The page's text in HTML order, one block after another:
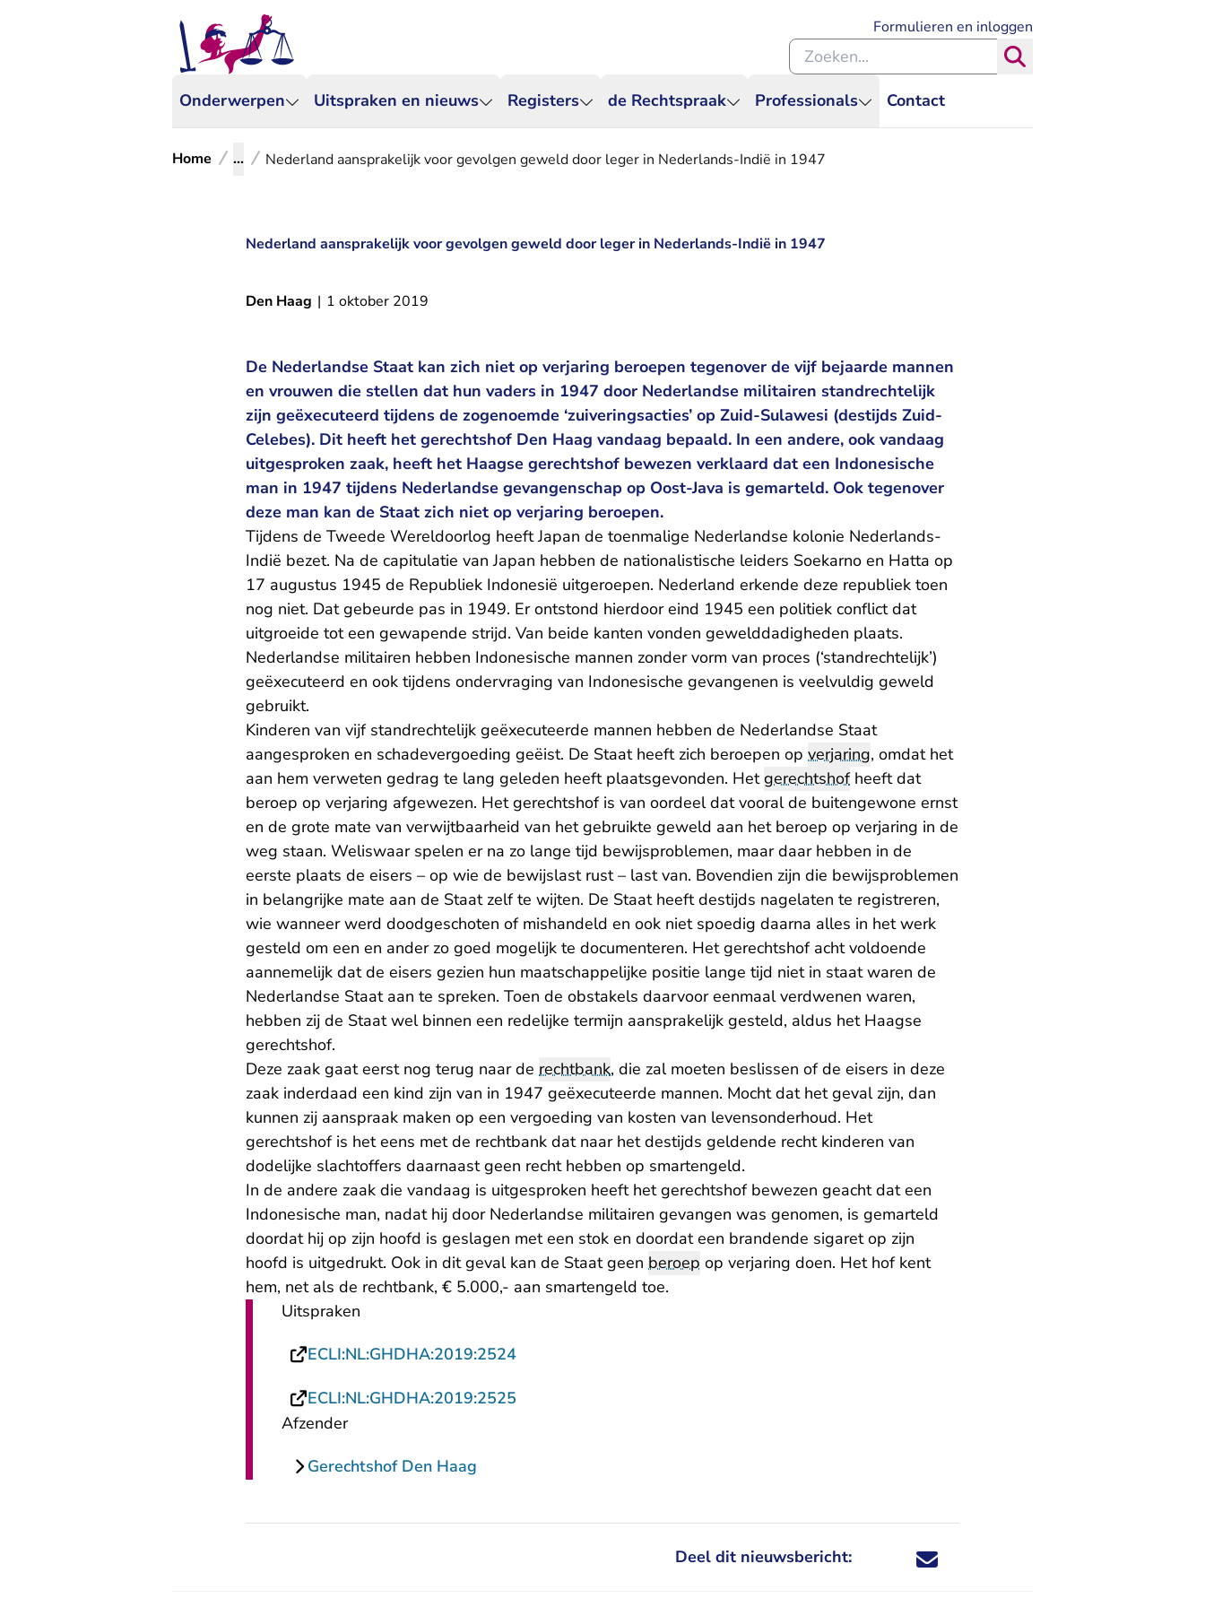
Onderwerpen Uitspraken en nieuws Registers de Rechtspraak Professionals Contact
Formulieren en inloggen
Zoeken binnen de Rechtspraak
Home ... Nederland aansprakelijk voor gevolgen geweld door leger in Nederlands-Indië in 1947
Nederland aansprakelijk voor gevolgen geweld door leger in Nederlands-Indië in 1947
Den Haag | 1 oktober 2019
De Nederlandse Staat kan zich niet op verjaring beroepen tegenover de vijf bejaarde mannen
en vrouwen die stellen dat hun vaders in 1947 door Nederlandse militairen standrechtelijk
zijn geëxecuteerd tijdens de zogenoemde ‘zuiveringsacties’ op Zuid-Sulawesi (destijds Zuid-
Celebes). Dit heeft het gerechtshof Den Haag vandaag bepaald. In een andere, ook vandaag
uitgesproken zaak, heeft het Haagse gerechtshof bewezen verklaard dat een Indonesische
man in 1947 tijdens Nederlandse gevangenschap op Oost-Java is gemarteld. Ook tegenover
deze man kan de Staat zich niet op verjaring beroepen.
Tijdens de Tweede Wereldoorlog heeft Japan de toenmalige Nederlandse kolonie Nederlands-
Indië bezet. Na de capitulatie van Japan hebben de nationalistische leiders Soekarno en Hatta op
17 augustus 1945 de Republiek Indonesië uitgeroepen. Nederland erkende deze republiek toen
nog niet. Dat gebeurde pas in 1949. Er ontstond hierdoor eind 1945 een politiek conflict dat
uitgroeide tot een gewapende strijd. Van beide kanten vonden gewelddadigheden plaats.
Nederlandse militairen hebben Indonesische mannen zonder vorm van proces (‘standrechtelijk’)
geëxecuteerd en ook tijdens ondervraging van Indonesische gevangenen is veelvuldig geweld
gebruikt.
Kinderen van vijf standrechtelijk geëxecuteerde mannen hebben de Nederlandse Staat
aangesproken en schadevergoeding geëist. De Staat heeft zich beroepen op verjaring, omdat het
aan hem verweten gedrag te lang geleden heeft plaatsgevonden. Hetgerechtshofheeft dat
beroep op verjaring afgewezen. Het gerechtshof is van oordeel dat vooral de buitengewone ernst
en de grote mate van verwijtbaarheid van het gebruikte geweld aan het beroep op verjaring in de
weg staan. Weliswaar spelen er na zo lange tijd bewijsproblemen, maar daar hebben in de
eerste plaats de eisers – op wie de bewijslast rust – last van. Bovendien zijn die bewijsproblemen
in belangrijke mate aan de Staat zelf te wijten. De Staat heeft destijds nagelaten te registreren,
wie wanneer werd doodgeschoten of mishandeld en ook niet spoedig daarna alles in het werk
gesteld om een en ander zo goed mogelijk te documenteren. Het gerechtshof acht voldoende
aannemelijk dat de eisers gezien hun maatschappelijke positie lange tijd niet in staat waren de
Nederlandse Staat aan te spreken. Toen de obstakels daarvoor eenmaal verdwenen waren,
hebben zij de Staat wel binnen een redelijke termijn aansprakelijk gesteld, aldus het Haagse
gerechtshof.
Deze zaak gaat eerst nog terug naar de rechtbank, die zal moeten beslissen of de eisers in deze
zaak inderdaad een kind zijn van in 1947 geëxecuteerde mannen. Mocht dat het geval zijn, dan
kunnen zij aanspraak maken op een vergoeding van kosten van levensonderhoud. Het
gerechtshof is het eens met de rechtbank dat naar het destijds geldende recht kinderen van
dodelijke slachtoffers daarnaast geen recht hebben op smartengeld.
In de andere zaak die vandaag is uitgesproken heeft het gerechtshof bewezen geacht dat een
Indonesische man, nadat hij door Nederlandse militairen gevangen was genomen, is gemarteld
doordat hij op zijn hoofd is geslagen met een stok en doordat een brandende sigaret op zijn
hoofd is uitgedrukt. Ook in dit geval kan de Staat geen beroep op verjaring doen. Het hof kent
hem, net als de rechtbank, € 5.000,- aan smartengeld toe.
Uitspraken
ECLI:NL:GHDHA:2019:2524- U verlaat Rechtspraak.nl
ECLI:NL:GHDHA:2019:2525
Afzender
Gerechtshof Den Haag
Deel dit nieuwsbericht: Deel dit nieuwsbericht via X - U verlaat
Deel dit nieuwsbericht via Facebook - U
Deel dit nieuwsbericht via e-mail
Deel dit nieuwsbericht via LinkedIn - U